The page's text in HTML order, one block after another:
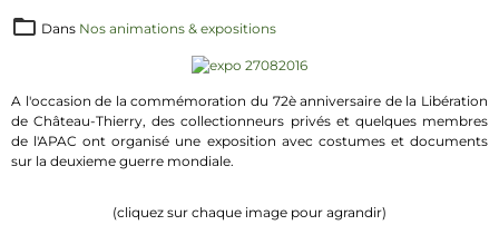
Dans Nos animations & expositions
A l'occasion de la commémoration du 72è anniversaire de la Libération
de Château-Thierry, des collectionneurs privés et quelques membres
de l'APAC ont organisé une exposition avec costumes et documents
sur la deuxieme guerre mondiale.
(cliquez sur chaque image pour agrandir)